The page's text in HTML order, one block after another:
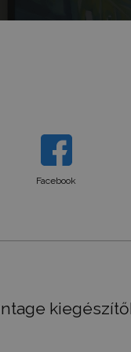
Facebook